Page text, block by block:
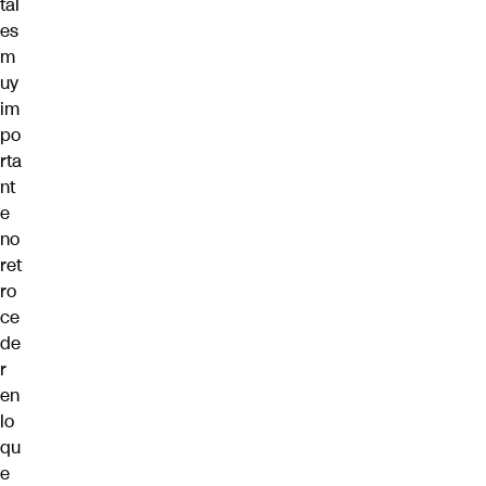
es
m
uy
im
po
rta
nt
e
no
ret
ro
ce
de
r
en
lo
qu
e